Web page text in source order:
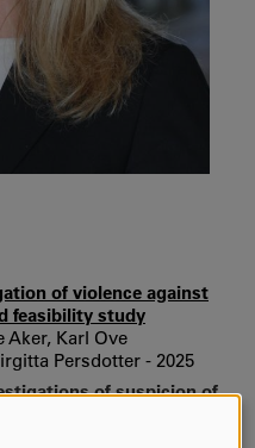
of violence against
feasibility study
Aker, Karl Ove
Persdotter - 2025
of suspicion of